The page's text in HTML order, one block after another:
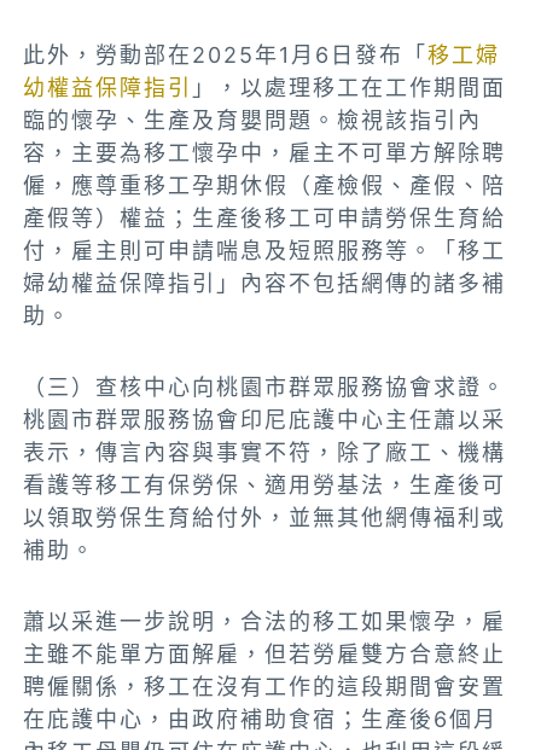
此外，勞動部在2025年1月6日發布「移工婦
幼權益保障指引
」，以處理移工在工作期間面
臨的懷孕、生產及育嬰問題。檢視該指引內
容，主要為移工懷孕中，雇主不可單方解除聘
僱，應尊重移工孕期休假（產檢假、產假、陪
產假等）權益；生產後移工可申請勞保生育給
付，雇主則可申請喘息及短照服務等。「移工
婦幼權益保障指引」內容不包括網傳的諸多補
助。
（三）查核中心向桃園市群眾服務協會求證。
桃園市群眾服務協會印尼庇護中心主任蕭以采
表示，傳言內容與事實不符，除了廠工、機構
看護等移工有保勞保、適用勞基法，生產後可
以領取勞保生育給付外，並無其他網傳福利或
補助。
蕭以采進一步說明，合法的移工如果懷孕，雇
主雖不能單方面解雇，但若勞雇雙方合意終止
聘僱關係，移工在沒有工作的這段期間會安置
在庇護中心，由政府補助食宿；生產後6個月